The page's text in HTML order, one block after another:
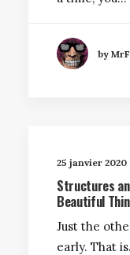
by
25 janvier 2020
Structures
Beautiful
Just the
early. That